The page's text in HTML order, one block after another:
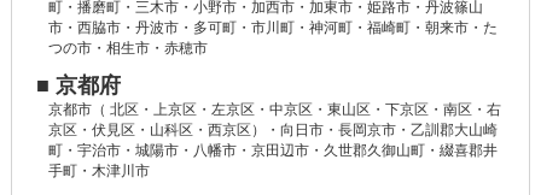
町・播磨町・三木市・小野市・加西市・加東市・姫路市・丹波篠山
市・西脇市・丹波市・多可町・市川町・神河町・福崎町・朝来市・た
つの市・相生市・赤穂市
■ 京都府
京都市（ 北区・上京区・左京区・中京区・東山区・下京区・南区・右
京区・伏見区・山科区・西京区）・向日市・長岡京市・乙訓郡大山崎
町・宇治市・城陽市・八幡市・京田辺市・久世郡久御山町・綴喜郡井
手町・木津川市